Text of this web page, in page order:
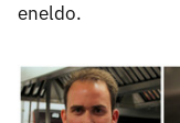
eneldo.